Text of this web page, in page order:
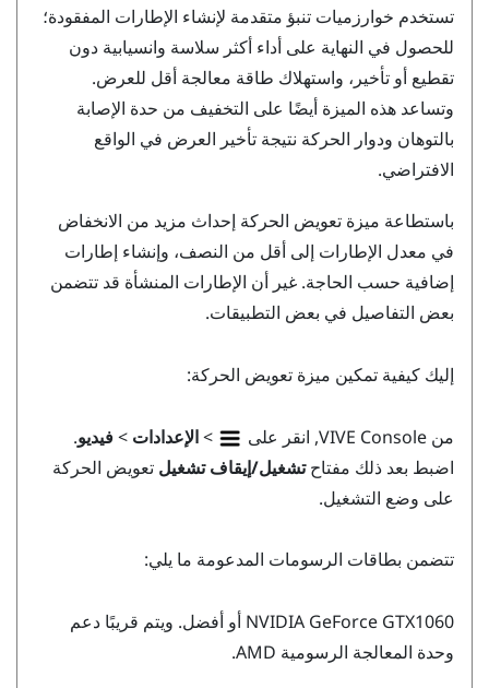
تستخدم خوارزميات تنبؤ متقدمة لإنشاء الإطارات المفقودة؛
للحصول في النهاية على أداء أكثر سلاسة وانسيابية دون
تقطيع أو تأخير، واستهلاك طاقة معالجة أقل للعرض.
وتساعد هذه الميزة أيضًا على التخفيف من حدة الإصابة
بالتوهان ودوار الحركة نتيجة تأخير العرض في الواقع
الافتراضي.
باستطاعة ميزة تعويض الحركة إحداث مزيد من الانخفاض
في معدل الإطارات إلى أقل من النصف، وإنشاء إطارات
إضافية حسب الحاجة. غير أن الإطارات المنشأة قد تتضمن
بعض التفاصيل في بعض التطبيقات.
إليك كيفية تمكين ميزة تعويض الحركة:
من VIVE Console, انقر على >الإعدادات >فيديو.
اضبط بعد ذلك مفتاحتشغيل/إيقاف تشغيل تعويض الحركة
على وضع التشغيل.
تتضمن بطاقات الرسومات المدعومة ما يلي:
NVIDIA GeForce
GTX1060 أو أفضل. ويتم قريبًا دعم
وحدة المعالجة الرسومية AMD
.